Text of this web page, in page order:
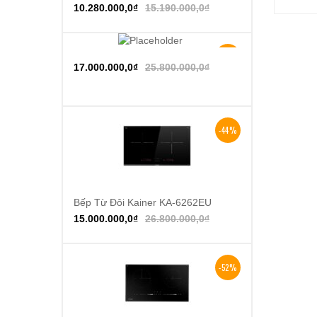
15.190.000,0₫
10.280.000,0₫
Thêm vào giỏ hàng
25.800.000,0₫
17.000.000,0₫
-44%
Thêm vào giỏ hàng
Bếp Từ Đôi Kainer KA-6262EU
26.800.000,0₫
15.000.000,0₫
-52%